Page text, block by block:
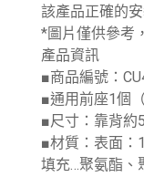
該產品正確的
*圖片僅供參考
產品資訊
■商品編號：
■通用前座1個
■尺寸：靠背約
■材質：表面：
填充…聚氨酯、